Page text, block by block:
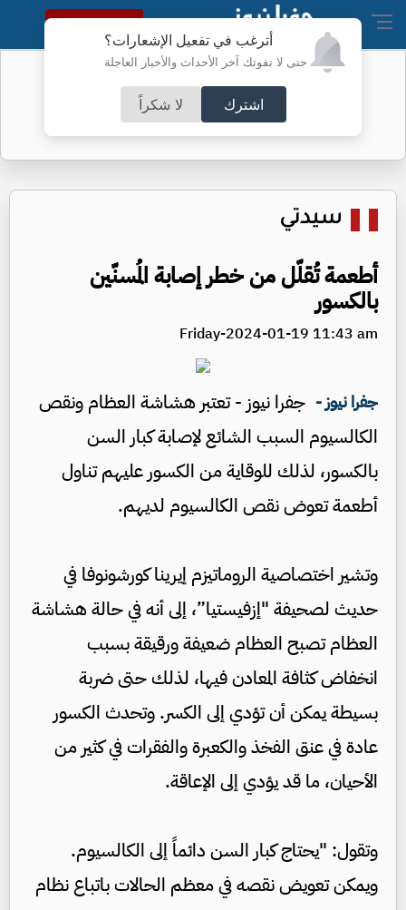
أترغب في تفعيل الإشعارات؟
حتى لا تفوتك آخر الأحداث والأخبار العاجلة
اشترك لا شكراً
النسخة الكاملة
سيدتي
أطعمة تُقلّل من خطر إصابة المُسنّين
بالكسور
Friday-2024-01-19 11:43 am
جفرا نيوز - جفرا نيوز - تعتبر هشاشة العظام ونقص
الكالسيوم السبب الشائع لإصابة كبار السن
بالكسور، لذلك للوقاية من الكسور عليهم تناول
أطعمة تعوض نقص الكالسيوم لديهم.
وتشير اختصاصية الروماتيزم إيرينا كورشونوفا في
حديث لصحيفة "إزفيستيا”، إلى أنه في حالة هشاشة
العظام تصبح العظام ضعيفة ورقيقة بسبب
انخفاض كثافة المعادن فيها، لذلك حتى ضربة
بسيطة يمكن أن تؤدي إلى الكسر. وتحدث الكسور
عادة في عنق الفخذ والكعبرة والفقرات في كثير من
الأحيان، ما قد يؤدي إلى الإعاقة.
وتقول: "يحتاج كبار السن دائماً إلى الكالسيوم.
ويمكن تعويض نقصه في معظم الحالات باتباع نظام